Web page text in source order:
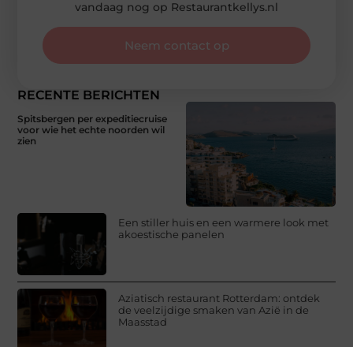
RECENTE BERICHTEN
Spitsbergen per expeditiecruise
voor wie het echte noorden wil
zien
Een stiller huis en een warmere look met
akoestische panelen
Aziatisch restaurant Rotterdam: ontdek
de veelzijdige smaken van Azië in de
Maasstad
vandaag nog op Restaurantkellys.nl
Neem contact op